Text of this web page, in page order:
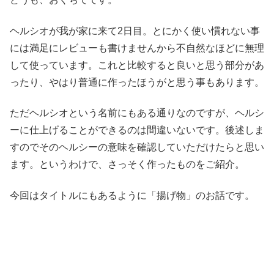
ヘルシオが我が家に来て2日目。とにかく使い慣れない事
には満足にレビューも書けませんから不自然なほどに無理
して使っています。これと比較すると良いと思う部分があ
ったり、やはり普通に作ったほうがと思う事もあります。
ただヘルシオという名前にもある通りなのですが、ヘルシ
ーに仕上げることができるのは間違いないです。後述しま
すのでそのヘルシーの意味を確認していただけたらと思い
ます。というわけで、さっそく作ったものをご紹介。
今回はタイトルにもあるように「揚げ物」のお話です。